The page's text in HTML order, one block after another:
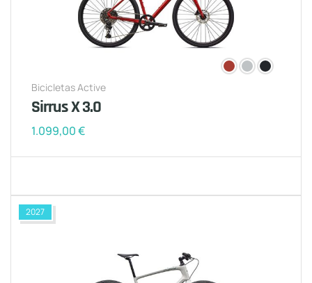
Bicicletas Active
Sirrus X 3.0
1.099,00€
2027